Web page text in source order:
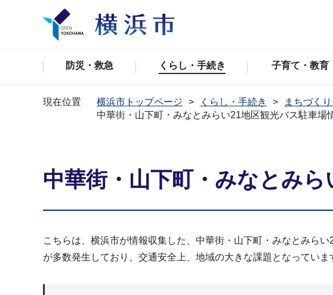
防災・救急 くらし・手続き 子育て・教育
現在位置 横浜市トップページ くらし・手続き まちづく
中華街・山下町・みなとみらい21地区観光バス駐車場
中華街・山下町・みなとみ
こちらは、横浜市が情報収集した、中華街・山下町・みなとみら
が多数発生しており、交通安全上、地域の大きな課題となってい